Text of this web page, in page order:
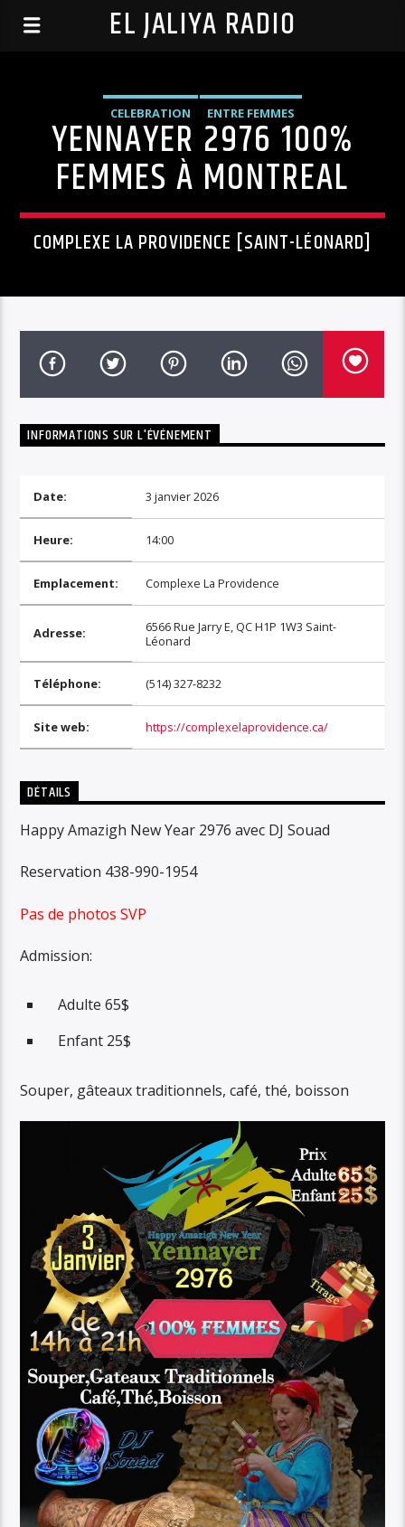
EL JALIYA RADIO
CELEBRATION ENTRE FEMMES
YENNAYER 2976 100%
FEMMES À MONTREAL
COMPLEXE LA PROVIDENCE [SAINT-LÉONARD]
INFORMATIONS SUR L'ÉVÉNEMENT
Date: 3 janvier 2026
Heure: 14:00
Emplacement: Complexe La Providence
Adresse:
6566 Rue Jarry E, QC H1P 1W3 Saint-
Léonard
Téléphone: (514) 327-8232
Site web: https://complexelaprovidence.ca/
DÉTAILS
Happy Amazigh New Year 2976 avec DJ Souad
Reservation 438-990-1954
Pas de photos SVP
Admission:
Adulte 65$
Enfant 25$
Souper, gâteaux traditionnels, café, thé, boisson